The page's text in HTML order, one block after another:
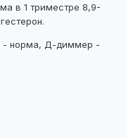
в 1 триместре 8,9-
- норма, Д-диммер -